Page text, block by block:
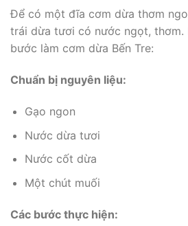
Để có một đĩa cơm dừa thơm
trái dừa tươi có nước ngọt, thơm.
bước làm cơm dừa Bến Tre:
Chuẩn bị nguyên liệu:
Gạo ngon
Nước dừa tươi
Nước cốt dừa
Một chút muối
Các bước thực hiện: